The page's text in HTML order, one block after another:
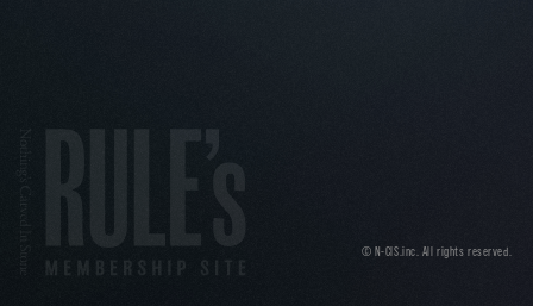
© N-CIS.inc. All rights reserved.